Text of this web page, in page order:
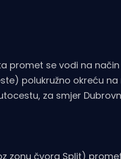
promet se vodi na
polukružno okreću
za smjer
zonu čvora Split)